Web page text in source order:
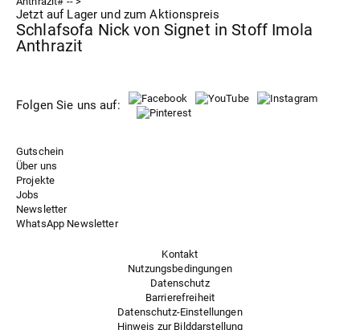
Jetzt auf Lager und zum Aktionspreis
Schlafsofa Nick von Signet in Stoff Imola
Anthrazit
Folgen Sie uns auf:
Gutschein
Über uns
Projekte
Jobs
Newsletter
WhatsApp Newsletter
Kontakt
Nutzungsbedingungen
Datenschutz
Barrierefreiheit
Datenschutz-Einstellungen
Hinweis zur Bilddarstellung